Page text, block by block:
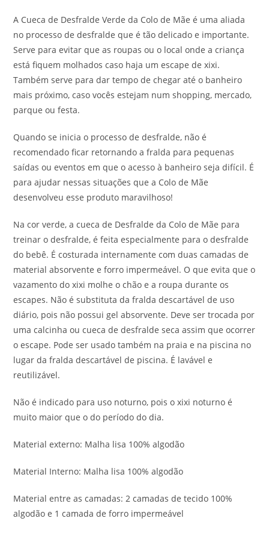
A Cueca de Desfralde Verde da Colo de Mãe é uma aliada
no processo de desfralde que é tão delicado e importante.
Serve para evitar que as roupas ou o local onde a criança
está fiquem molhados caso haja um escape de xixi.
Também serve para dar tempo de chegar até o banheiro
mais próximo, caso vocês estejam num shopping, mercado,
parque ou festa.
Quando se inicia o processo de desfralde, não é
recomendado ficar retornando a fralda para pequenas
saídas ou eventos em que o acesso à banheiro seja difícil. É
para ajudar nessas situações que a Colo de Mãe
desenvolveu esse produto maravilhoso!
Na cor verde, a cueca de Desfralde da Colo de Mãe para
treinar o desfralde, é feita especialmente para o desfralde
do bebê. É costurada internamente com duas camadas de
material absorvente e forro impermeável. O que evita que o
vazamento do xixi molhe o chão e a roupa durante os
escapes. Não é substituta da fralda descartável de uso
diário, pois não possui gel absorvente. Deve ser trocada por
uma calcinha ou cueca de desfralde seca assim que ocorrer
o escape. Pode ser usado também na praia e na piscina no
lugar da fralda descartável de piscina. É lavável e
reutilizável.
Não é indicado para uso noturno, pois o xixi noturno é
muito maior que o do período do dia.
Material externo: Malha lisa 100% algodão
Material Interno: Malha lisa 100% algodão
Material entre as camadas: 2 camadas de tecido 100%
algodão e 1 camada de forro impermeável